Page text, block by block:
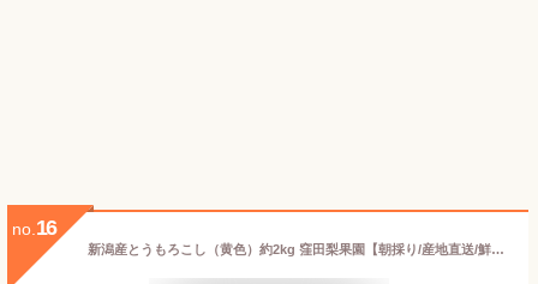
no. 16
新潟産とうもろこし（黄色）約2kg 窪田梨果園【朝採り/産地直送/鮮度抜群/新鮮/ゴールドラッシュ/トウモロコシ/スイートコーン】【お土産/手土産/プレゼント/ギフトに！贈り物】【送料無料】